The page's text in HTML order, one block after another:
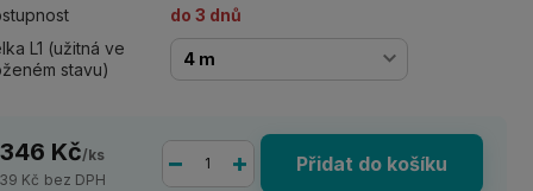
do 3 dnů
L1 (užitná ve
stavu)
Kč/ks
Kč bez DPH
Přidat do košíku